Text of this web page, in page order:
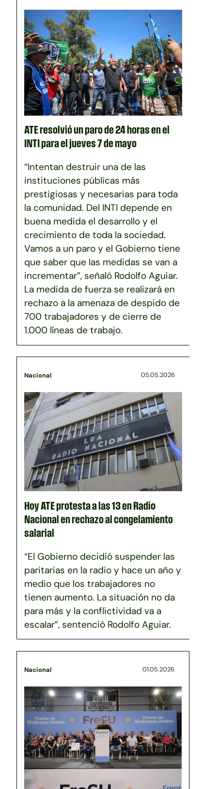
ATE resolvió un paro de 24 horas en el
INTI para el jueves 7 de mayo
“Intentan destruir una de las
instituciones públicas más
prestigiosas y necesarias para toda
la comunidad. Del INTI depende en
buena medida el desarrollo y el
crecimiento de toda la sociedad.
Vamos a un paro y el Gobierno tiene
que saber que las medidas se van a
incrementar”, señaló Rodolfo Aguiar.
La medida de fuerza se realizará en
rechazo a la amenaza de despido de
700 trabajadores y de cierre de
1.000 líneas de trabajo.
Nacional 05.05.2026
Hoy ATE protesta a las 13 en Radio
Nacional en rechazo al congelamiento
salarial
“El Gobierno decidió suspender las
paritarias en la radio y hace un año y
medio que los trabajadores no
tienen aumento. La situación no da
para más y la conflictividad va a
escalar”, sentenció Rodolfo Aguiar.
Nacional 01.05.2026